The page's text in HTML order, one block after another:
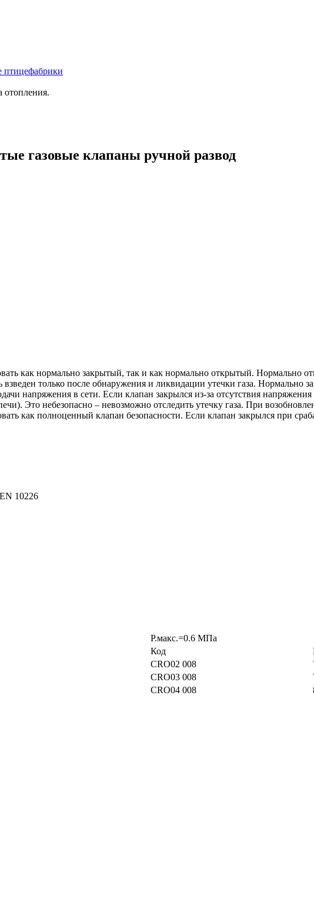
птицефабрики
отопления.
газовые клапаны ручной развод
как нормально закрытый, так и как нормально открытый. Нормально
только после обнаружения и ликвидации утечки газа. Нормально
напряжения в сети. Если клапан закрылся из-за отсутствия
Это небезопасно – невозможно отследить утечку газа. При
как полноценный клапан безопасности. Если клапан закрылся при
10226
Р.макс.=0.6 МПа
Код
CRO02 008
CRO03 008
CRO04 008